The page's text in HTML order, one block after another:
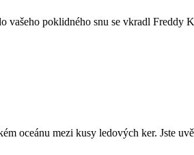
vašeho poklidného snu se vkradl
oceánu mezi kusy ledových ker. Jste